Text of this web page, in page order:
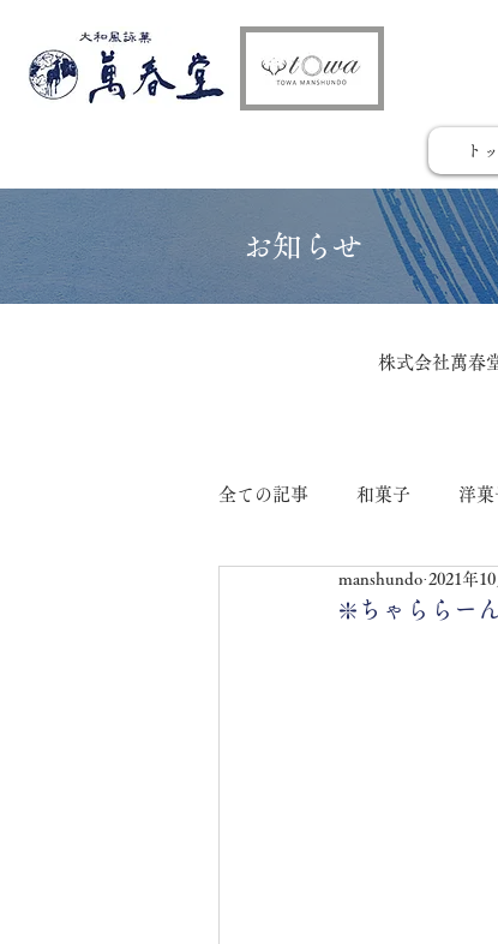
ト
​お知らせ
株式会社萬春
全ての記事 和菓子 洋菓
❇️ちゃららー
manshundo 2021年